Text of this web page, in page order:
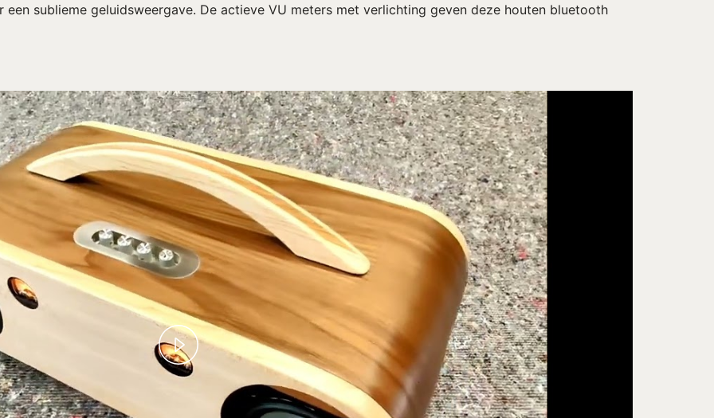
sublieme geluidsweergave. De actieve VU meters met verlichting geven deze houten bluetooth
Play
Video